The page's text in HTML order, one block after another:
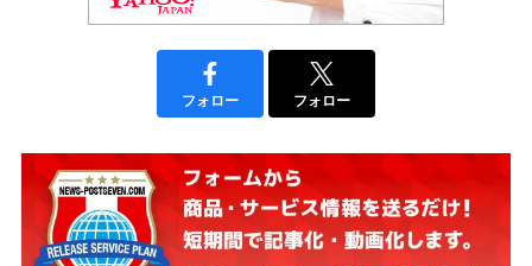
フォロー フォロー